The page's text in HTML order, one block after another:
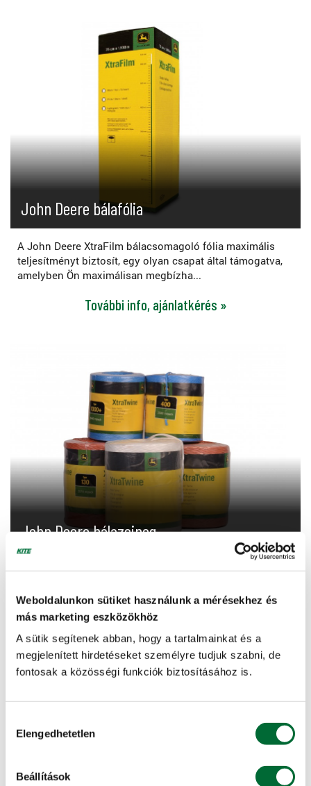
Weboldalunkon sütiket használunk a mérésekhez és
más marketing eszközökhöz
A sütik segítenek abban, hogy a tartalmainkat és a
megjelenített hirdetéseket személyre tudjuk szabni, de
fontosak a közösségi funkciók biztosításához is.
kiválasztása
Elengedhetetlen
Beállítások
John Deere bálafólia
A John Deere XtraFilm bálacsomagoló fólia maximális
teljesítményt biztosít, egy olyan csapat által támogatva,
amelyben Ön maximálisan megbízha...
További info, ajánlatkérés »
John Deere bálazsineg
A legmagasabb szintű specifikációkkal és tűrésekkel,
termékválaszték minden zsinegtípus...
További info, ajánlatkérés »